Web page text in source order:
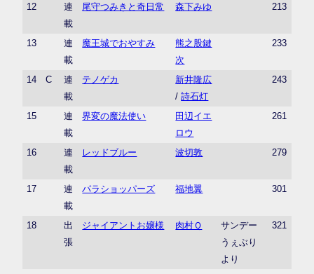
12
連
載
尾守つみきと奇日常 森下みゆ 213
13
連
載
魔王城でおやすみ
熊之股鍵
次
233
14 C
連
載
テノゲカ
新井隆広
/詩石灯
243
15
連
載
界変の魔法使い
田辺イエ
ロウ
261
16
連
載
レッドブルー 波切敦 279
17
連
載
パラショッパーズ 福地翼 301
18
出
張
ジャイアントお嬢様 肉村Ｑ
サンデー
うぇぶり
より
321